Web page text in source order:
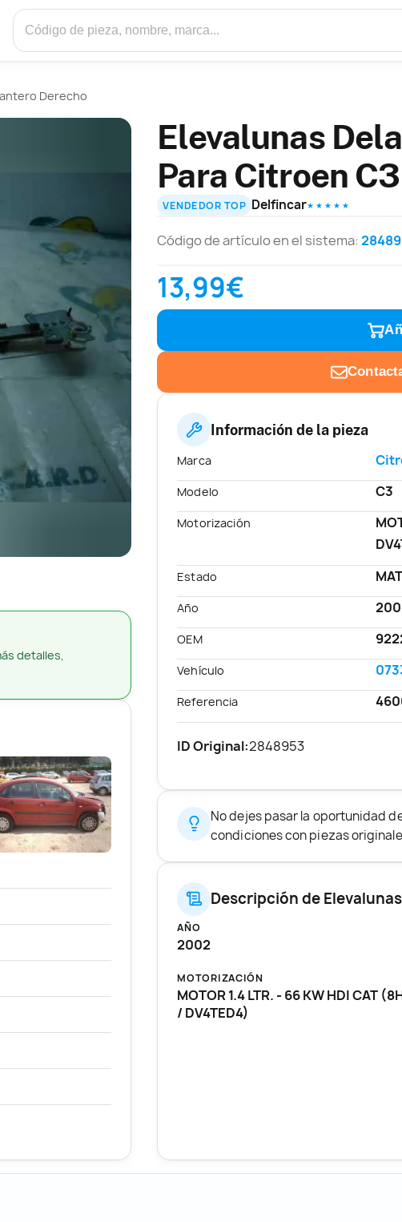
Derecho
detalles,
Elevalunas
Para Citroen C3
VENDEDOR TOP Delfincar★ ★ ★ ★ ★
Código de artículo en el sistema:
13,99€
Información de la pieza
Marca
Modelo C3
Motorización
Estado
Año
OEM
Vehículo
Referencia
ID Original:2848953
No dejes pasar la oportunidad
condiciones con piezas
Descripción de
AÑO
2002
MOTORIZACIÓN
MOTOR 1.4 LTR. - 66 KW HDI CAT
/ DV4TED4)